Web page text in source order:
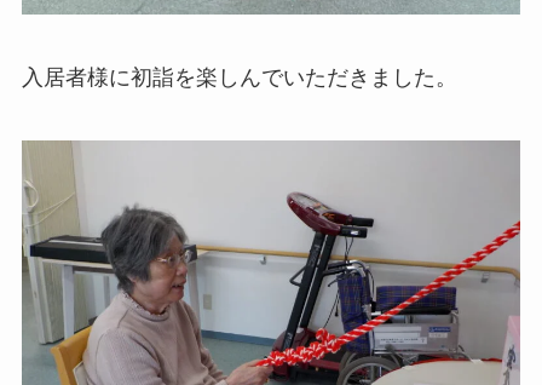
入居者様に初詣を楽しんでいただきました。